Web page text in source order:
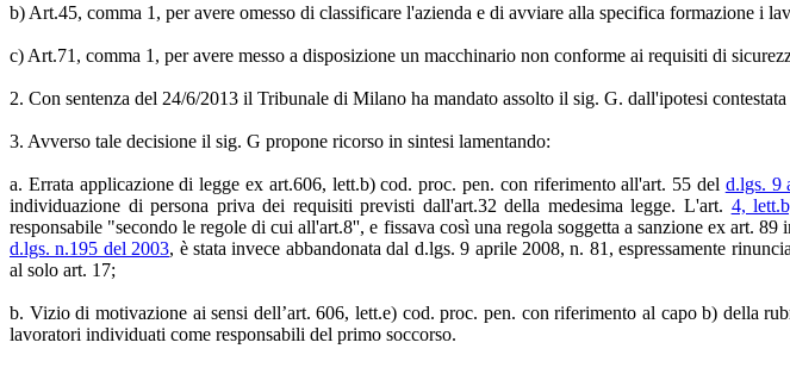
b) Art.45, comma 1, per avere omesso di classificare l'azienda e di avviare alla specifica formazione i
c) Art.71, comma 1, per avere messo a disposizione un macchinario non conforme ai requisiti di
2. Con sentenza del 24/6/2013 il Tribunale di Milano ha mandato assolto il sig. G. dall'ipotesi
3. Avverso tale decisione il sig. G propone ricorso in sintesi lamentando:
a. Errata applicazione di legge ex art.606, lett.b) cod. proc. pen. con riferimento all'art. 55 del d.lgs. 9
individuazione di persona priva dei requisiti previsti dall'art.32 della medesima legge. L'art. 4,
responsabile "secondo le regole di cui all'art.8'', e fissava così una regola soggetta a sanzione ex art.
d.lgs. n.195 del 2003, è stata invece abbandonata dal d.lgs. 9 aprile 2008, n. 81, espressamente
al solo art. 17;
b. Vizio di motivazione ai sensi dell’art. 606, lett.e) cod. proc. pen. con riferimento al capo b) della
lavoratori individuati come responsabili del primo soccorso.